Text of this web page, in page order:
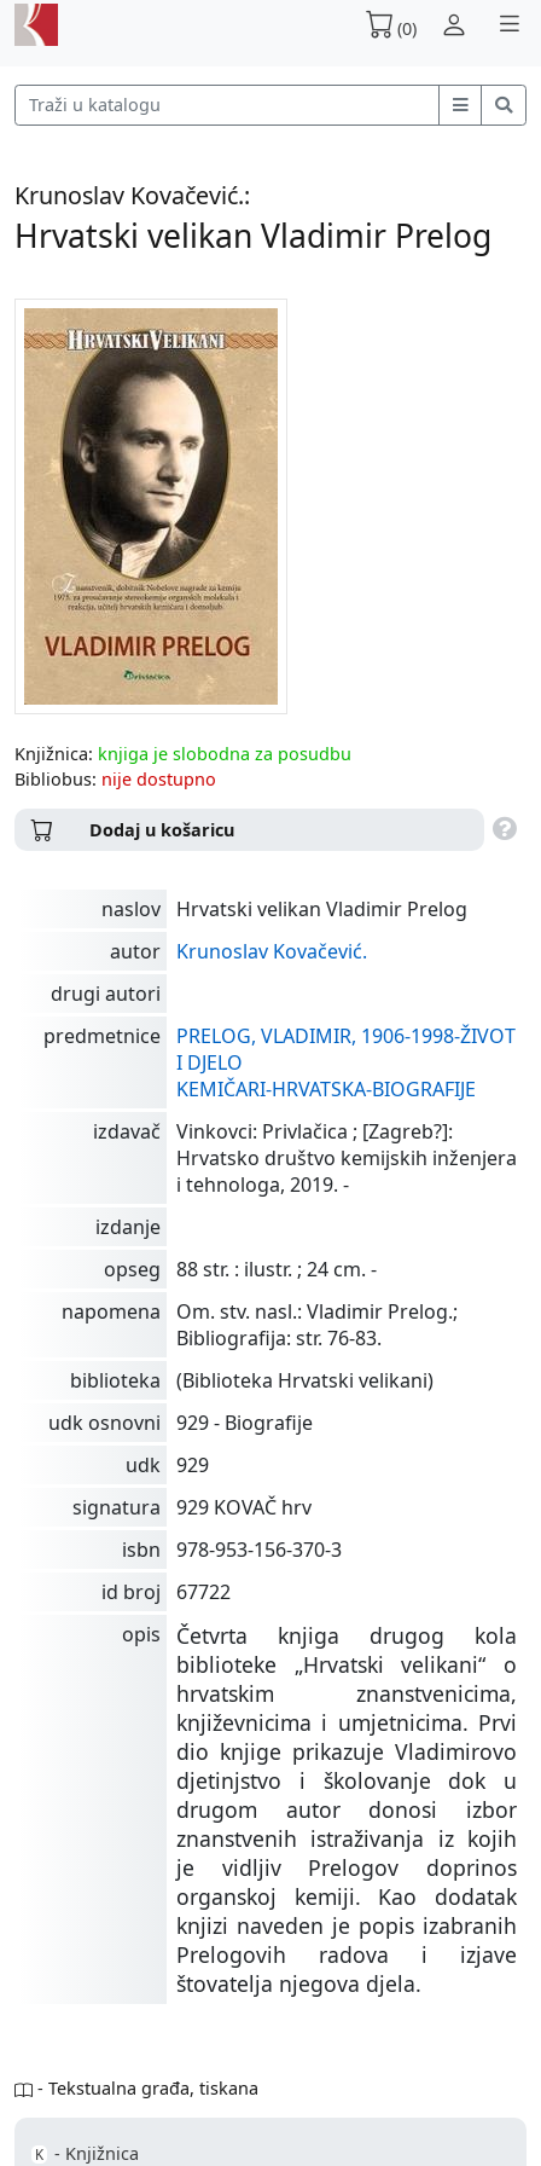
(0)
Krunoslav Kovačević.:
Hrvatski velikan Vladimir Prelog
Knjižnica: knjiga je slobodna za posudbu
Bibliobus: nije dostupno
Dodaj u košaricu
naslov
Hrvatski velikan Vladimir Prelog
autor
Krunoslav Kovačević.
drugi autori
predmetnice
PRELOG, VLADIMIR, 1906-1998-ŽIVOT
I DJELO
KEMIČARI-HRVATSKA-BIOGRAFIJE
izdavač
Vinkovci: Privlačica ; [Zagreb?]:
Hrvatsko društvo kemijskih inženjera
i tehnologa, 2019. -
izdanje
opseg
88 str. : ilustr. ; 24 cm. -
napomena
Om. stv. nasl.: Vladimir Prelog.;
Bibliografija: str. 76-83.
biblioteka
(Biblioteka Hrvatski velikani)
udk osnovni
929 - Biografije
udk 929
signatura
929 KOVAČ hrv
isbn
978-953-156-370-3
id broj
67722
opis
Četvrta knjiga drugog kola
biblioteke „Hrvatski velikani“ o
hrvatskim znanstvenicima,
književnicima i umjetnicima. Prvi
dio knjige prikazuje Vladimirovo
djetinjstvo i školovanje dok u
drugom autor donosi izbor
znanstvenih istraživanja iz kojih
je vidljiv Prelogov doprinos
organskoj kemiji. Kao dodatak
knjizi naveden je popis izabranih
Prelogovih radova i izjave
štovatelja njegova djela.
- Tekstualna građa, tiskana
K - Knjižnica